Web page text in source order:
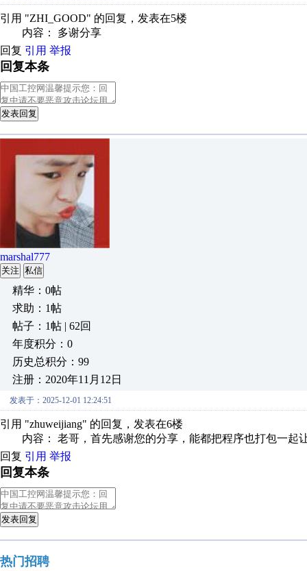
引用 "ZHI_GOOD" 的回复，发表在5楼
内容： 多谢分享
回复 引用 举报
回复本条
发表回复
marshal777
关注 私信
精华：0帖
求助：1帖
帖子：1帖 | 62回
年度积分：0
历史总积分：99
注册：2020年11月12日
发表于：2025-12-01 12:24:51
引用 "zhuweijiang" 的回复，发表在6楼
内容： 老哥，首先感谢您的分享，能都把程序也打包一起
回复 引用 举报
回复本条
发表回复
热门招聘